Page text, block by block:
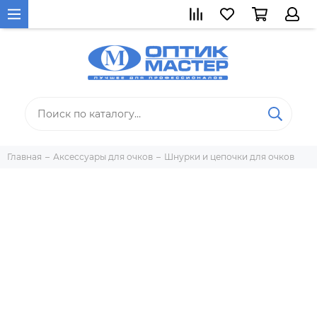
Главная Аксессуары для очков Шнурки и цепочки для очков